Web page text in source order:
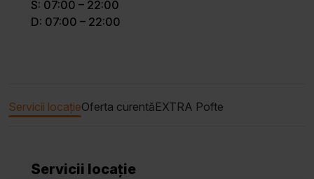
S: 07:00 – 22:00
D: 07:00 – 22:00
Servicii locațieOferta curentăEXTRA Pofte
Servicii locație